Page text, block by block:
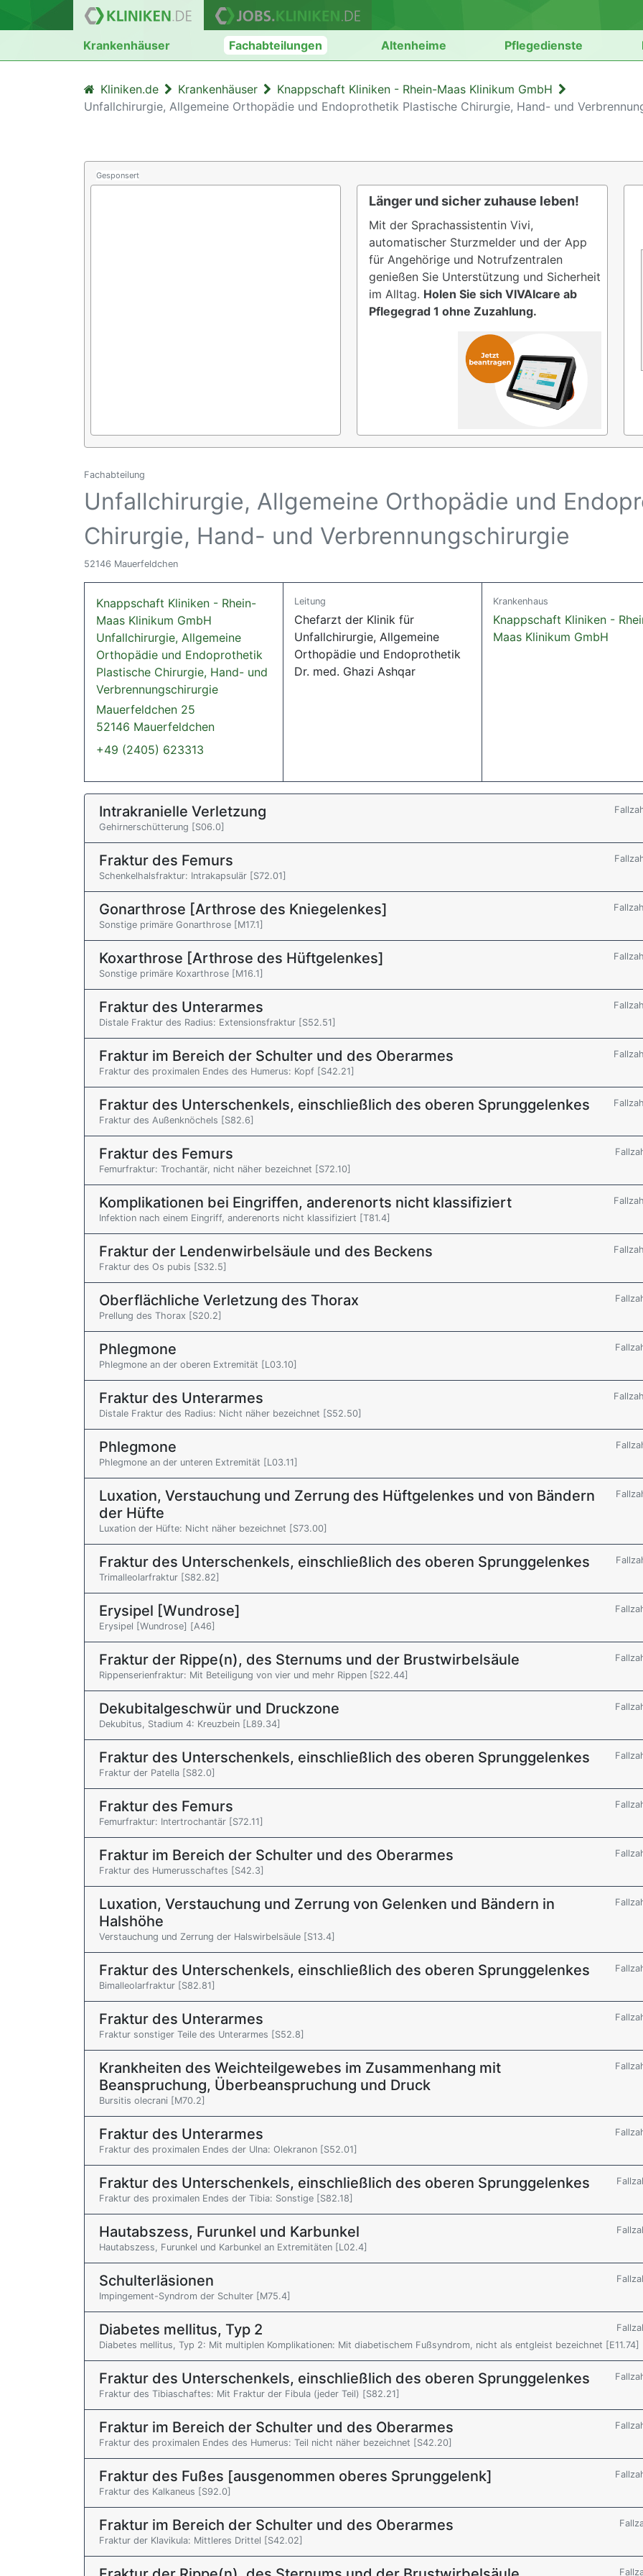
Krankenhäuser Fachabteilungen Altenheime Pflegedienste
Kliniken.de Krankenhäuser
Knappschaft Kliniken - Rhein-Maas Klinikum GmbH
Unfallchirurgie, Allgemeine Orthopädie und Endoprothetik Plastische Chirurgie, Hand- und
Gesponsert
Länger und sicher zuhause leben!
Mit der Sprachassistentin Vivi,
automatischer Sturzmelder und der App
für Angehörige und Notrufzentralen
genießen Sie Unterstützung und Sicherheit
im Alltag. Holen Sie sich VIVAIcare ab
Pflegegrad 1 ohne Zuzahlung.
Fachabteilung
Unfallchirurgie, Allgemeine Orthopädie und
Chirurgie, Hand- und Verbrennungschirurgie
52146 Mauerfeldchen
Knappschaft Kliniken - Rhein-
Maas Klinikum GmbH
Unfallchirurgie, Allgemeine
Orthopädie und Endoprothetik
Plastische Chirurgie, Hand- und
Verbrennungschirurgie
Mauerfeldchen 25
52146 Mauerfeldchen
+49 (2405) 623313
Leitung
Chefarzt der Klinik für
Unfallchirurgie, Allgemeine
Orthopädie und Endoprothetik
Dr. med. Ghazi Ashqar
Krankenhaus
Knappschaft Kliniken -
Maas Klinikum GmbH
Intrakranielle Verletzung
Gehirnerschütterung [S06.0]
Fraktur des Femurs
Schenkelhalsfraktur: Intrakapsulär [S72.01]
Gonarthrose [Arthrose des Kniegelenkes]
Sonstige primäre Gonarthrose [M17.1]
Koxarthrose [Arthrose des Hüftgelenkes]
Sonstige primäre Koxarthrose [M16.1]
Fraktur des Unterarmes
Distale Fraktur des Radius: Extensionsfraktur [S52.51]
Fraktur im Bereich der Schulter und des Oberarmes
Fraktur des proximalen Endes des Humerus: Kopf [S42.21]
Fraktur des Unterschenkels, einschließlich des oberen Sprunggelenkes
Fraktur des Außenknöchels [S82.6]
Fraktur des Femurs
Femurfraktur: Trochantär, nicht näher bezeichnet [S72.10]
Komplikationen bei Eingriffen, anderenorts nicht klassifiziert
Infektion nach einem Eingriff, anderenorts nicht klassifiziert [T81.4]
Fraktur der Lendenwirbelsäule und des Beckens
Fraktur des Os pubis [S32.5]
Oberflächliche Verletzung des Thorax
Prellung des Thorax [S20.2]
Phlegmone
Phlegmone an der oberen Extremität [L03.10]
Fraktur des Unterarmes
Distale Fraktur des Radius: Nicht näher bezeichnet [S52.50]
Phlegmone
Phlegmone an der unteren Extremität [L03.11]
Luxation, Verstauchung und Zerrung des Hüftgelenkes und von Bändern
der Hüfte
Luxation der Hüfte: Nicht näher bezeichnet [S73.00]
Fraktur des Unterschenkels, einschließlich des oberen Sprunggelenkes
Trimalleolarfraktur [S82.82]
Erysipel [Wundrose]
Erysipel [Wundrose] [A46]
Fraktur der Rippe(n), des Sternums und der Brustwirbelsäule
Rippenserienfraktur: Mit Beteiligung von vier und mehr Rippen [S22.44]
Dekubitalgeschwür und Druckzone
Dekubitus, Stadium 4: Kreuzbein [L89.34]
Fraktur des Unterschenkels, einschließlich des oberen Sprunggelenkes
Fraktur der Patella [S82.0]
Fraktur des Femurs
Femurfraktur: Intertrochantär [S72.11]
Fraktur im Bereich der Schulter und des Oberarmes
Fraktur des Humerusschaftes [S42.3]
Luxation, Verstauchung und Zerrung von Gelenken und Bändern in
Halshöhe
Verstauchung und Zerrung der Halswirbelsäule [S13.4]
Fraktur des Unterschenkels, einschließlich des oberen Sprunggelenkes
Bimalleolarfraktur [S82.81]
Fraktur des Unterarmes
Fraktur sonstiger Teile des Unterarmes [S52.8]
Krankheiten des Weichteilgewebes im Zusammenhang mit
Beanspruchung, Überbeanspruchung und Druck
Bursitis olecrani [M70.2]
Fraktur des Unterarmes
Fraktur des proximalen Endes der Ulna: Olekranon [S52.01]
Fraktur des Unterschenkels, einschließlich des oberen Sprunggelenkes
Fraktur des proximalen Endes der Tibia: Sonstige [S82.18]
Hautabszess, Furunkel und Karbunkel
Hautabszess, Furunkel und Karbunkel an Extremitäten [L02.4]
Schulterläsionen
Impingement-Syndrom der Schulter [M75.4]
Diabetes mellitus, Typ 2
Diabetes mellitus, Typ 2: Mit multiplen Komplikationen: Mit diabetischem Fußsyndrom, nicht als entgleist bezeichnet [E11.74]
Fraktur des Unterschenkels, einschließlich des oberen Sprunggelenkes
Fraktur des Tibiaschaftes: Mit Fraktur der Fibula (jeder Teil) [S82.21]
Fraktur im Bereich der Schulter und des Oberarmes
Fraktur des proximalen Endes des Humerus: Teil nicht näher bezeichnet [S42.20]
Fraktur des Fußes [ausgenommen oberes Sprunggelenk]
Fraktur des Kalkaneus [S92.0]
Fraktur im Bereich der Schulter und des Oberarmes
Fraktur der Klavikula: Mittleres Drittel [S42.02]